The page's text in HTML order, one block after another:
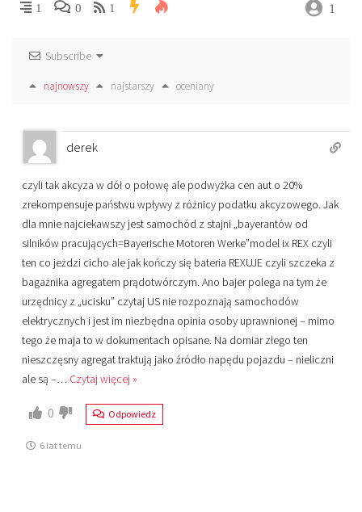
1 0 1 1
Subscribe
najnowszy najstarszy oceniany
derek
czyli tak akcyza w dół o połowę ale podwyżka cen aut o 20%
zrekompensuje państwu wpływy z różnicy podatku akcyzowego. Jak
dla mnie najciekawszy jest samochód z stajni „bayerantów od
silników pracujących=Bayerische Motoren Werke”model ix REX czyli
ten co jeżdzi cicho ale jak kończy się bateria REXUJE czyli szczeka z
bagażnika agregatem prądotwórczym. Ano bajer polega na tym że
urzędnicy z „ucisku” czytaj US nie rozpoznają samochodów
elektrycznych i jest im niezbędna opinia osoby uprawnionej – mimo
tego że maja to w dokumentach opisane. Na domiar złego ten
nieszczęsny agregat traktują jako źródło napędu pojazdu – nieliczni
ale są –… Czytaj więcej »
0 Odpowiedz
6 lat temu